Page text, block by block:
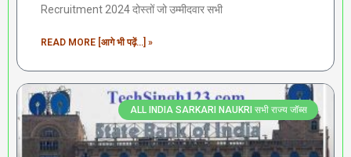
Recruitment 2024 दोस्तों जो उम्मीदवार सभी
READ MORE [आगे भी पढ़ें...] »
ALL INDIA SARKARI NAUKRI सभी राज्य जॉब्स